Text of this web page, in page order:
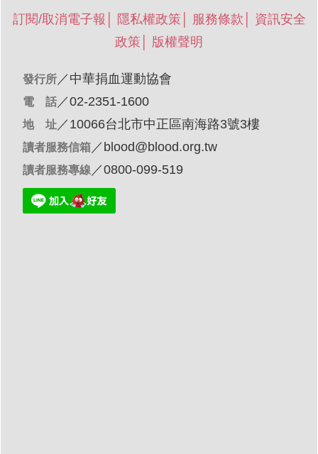
訂閱/取消電子報 隱私權政策 服務條款
資訊安全
政策
版權聲明
發行所 ／ 中華捐血運動協會
電 話 ／02-2351-1600
地 址 ／10066台北市中正區南海路3號3樓
讀者服務信箱 ／ blood@blood.org.tw
讀者服務專線 ／0800-099-519